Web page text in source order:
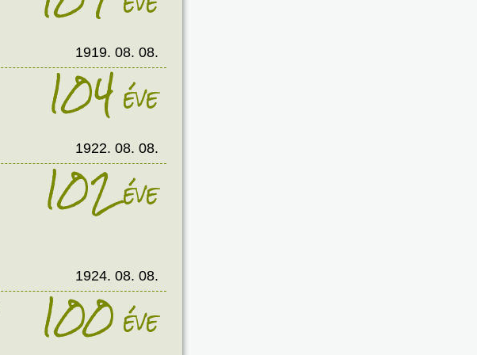
1919. 08. 08.
104éve
1922. 08. 08.
102éve
1924. 08. 08.
100éve